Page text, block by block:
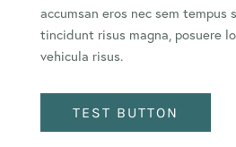
accumsan eros nec sem tempus
tincidunt risus magna, posuere
vehicula risus.
TEST BUTTON